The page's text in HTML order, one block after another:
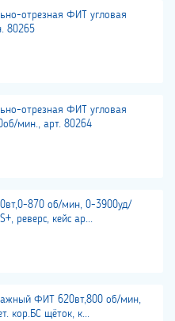
отрезная ФИТ угловая
80265
отрезная ФИТ угловая
мин., арт. 80264
870 об/мин, 0-3900уд/
реверс, кейс ар...
ФИТ 620вт,800 об/мин,
кор.БС щёток, к...